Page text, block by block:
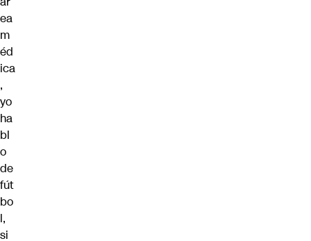
ea
m
éd
ica
,
yo
ha
bl
o
de
fút
bo
l,
si